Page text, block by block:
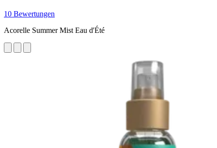
10 Bewertungen
Acorelle Summer Mist Eau d'Été